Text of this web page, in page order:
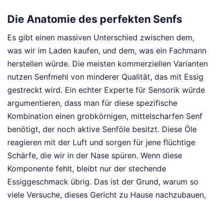
Die Anatomie des perfekten Senfs
Es gibt einen massiven Unterschied zwischen dem,
was wir im Laden kaufen, und dem, was ein Fachmann
herstellen würde. Die meisten kommerziellen Varianten
nutzen Senfmehl von minderer Qualität, das mit Essig
gestreckt wird. Ein echter Experte für Sensorik würde
argumentieren, dass man für diese spezifische
Kombination einen grobkörnigen, mittelscharfen Senf
benötigt, der noch aktive Senföle besitzt. Diese Öle
reagieren mit der Luft und sorgen für jene flüchtige
Schärfe, die wir in der Nase spüren. Wenn diese
Komponente fehlt, bleibt nur der stechende
Essiggeschmack übrig. Das ist der Grund, warum so
viele Versuche, dieses Gericht zu Hause nachzubauen,